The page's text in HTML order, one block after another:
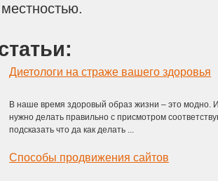
Диетологи на страже вашего здоровья
В наше время здоровый образ жизни – это модно.
нужно делать правильно с присмотром
подсказать что да как делать ...
Способы продвижения сайтов